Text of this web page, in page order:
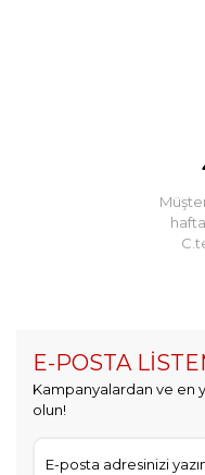
E-POSTA
Kampanyalardan ve en
olun!